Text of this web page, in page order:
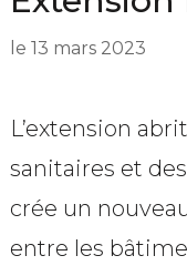
le 13 mars 2023
L’extension
sanitaires et
crée un
entre les